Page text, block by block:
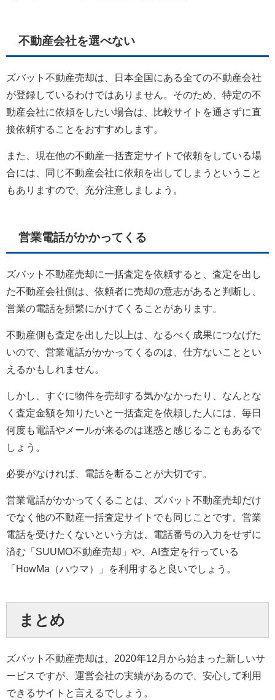
不動産会社を選べない
ズバット不動産売却は、日本全国にある全ての不動産会社
が登録しているわけではありません。そのため、特定の不
動産会社に依頼をしたい場合は、比較サイトを通さずに直
接依頼することをおすすめします。
また、現在他の不動産一括査定サイトで依頼をしている場
合には、同じ不動産会社に依頼を出してしまうということ
もありますので、充分注意しましょう。
営業電話がかかってくる
ズバット不動産売却に一括査定を依頼すると、査定を出し
た不動産会社側は、依頼者に売却の意志があると判断し、
営業の電話を頻繁にかけてくることがあります。
不動産側も査定を出した以上は、なるべく成果につなげた
いので、営業電話がかかってくるのは、仕方ないこととい
えるかもしれません。
しかし、すぐに物件を売却する気かなかったり、なんとな
く査定金額を知りたいと一括査定を依頼した人には、毎日
何度も電話やメールが来るのは迷惑と感じることもあるで
しょう。
必要がなければ、電話を断ることが大切です。
営業電話がかかってくることは、ズバット不動産売却だけ
でなく他の不動産一括査定サイトでも同じことです。営業
電話を受けたくないという方は、電話番号の入力をせずに
済む「SUUMO不動産売却」や、AI査定を行っている
「HowMa（ハウマ）」を利用すると良いでしょう。
まとめ
ズバット不動産売却は、2020年12月から始まった新しいサ
ービスですが、運営会社の実績があるので、安心して利用
できるサイトと言えるでしょう。